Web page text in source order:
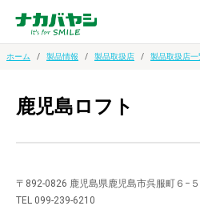
ホーム 製品情報 製品取扱店 製品取扱店一
鹿児島ロフト
〒892-0826 鹿児島県鹿児島市呉服町６−
TEL 099-239-6210